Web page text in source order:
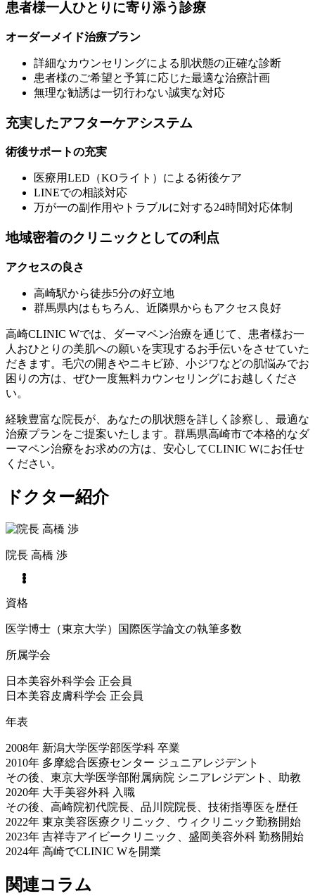
患者様一人ひとりに寄り添う診療
オーダーメイド治療プラン
詳細なカウンセリングによる肌状態の正確な診断
患者様のご希望と予算に応じた最適な治療計画
無理な勧誘は一切行わない誠実な対応
充実したアフターケアシステム
術後サポートの充実
医療用LED（KOライト）による術後ケア
LINEでの相談対応
万が一の副作用やトラブルに対する24時間対応体制
地域密着のクリニックとしての利点
アクセスの良さ
高崎駅から徒歩5分の好立地
群馬県内はもちろん、近隣県からもアクセス良好
高崎CLINIC Wでは、ダーマペン治療を通じて、患者様お一
人おひとりの美肌への願いを実現するお手伝いをさせていた
だきます。毛穴の開きやニキビ跡、小ジワなどの肌悩みでお
困りの方は、ぜひ一度無料カウンセリングにお越しくださ
い。
経験豊富な院長が、あなたの肌状態を詳しく診察し、最適な
治療プランをご提案いたします。群馬県高崎市で本格的なダ
ーマペン治療をお求めの方は、安心してCLINIC Wにお任せ
ください。
ドクター紹介
院長 高橋 渉
資格
医学博士（東京大学）国際医学論文の執筆多数
所属学会
日本美容外科学会 正会員
日本美容皮膚科学会 正会員
年表
2008年 新潟大学医学部医学科 卒業
2010年 多摩総合医療センター ジュニアレジデント
その後、東京大学医学部附属病院 シニアレジデント、助教
2020年 大手美容外科 入職
その後、高崎院初代院長、品川院院長、技術指導医を歴任
2022年 東京美容医療クリニック、ウィクリニック勤務開始
2023年 吉祥寺アイビークリニック、盛岡美容外科 勤務開始
2024年 高崎でCLINIC Wを開業
関連コラム